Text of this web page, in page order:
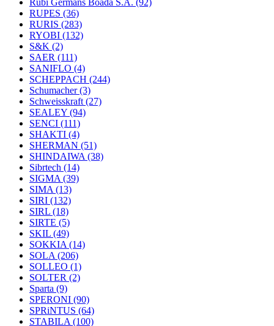
Rubi Germans Boada S.A. (92)
RUPES (36)
RURIS (283)
RYOBI (132)
S&K (2)
SAER (111)
SANIFLO (4)
SCHEPPACH (244)
Schumacher(3)
Schweisskraft (27)
SEALEY (94)
SENCI (111)
SHAKTI (4)
SHERMAN (51)
SHINDAIWA (38)
Sibrtech (14)
SIGMA (39)
SIMA (13)
SIRI (132)
SIRL (18)
SIRTE (5)
SKIL (49)
SOKKIA (14)
SOLA (206)
SOLLEO (1)
SOLTER (2)
Sparta (9)
SPERONI (90)
SPRiNTUS (64)
STABILA (100)